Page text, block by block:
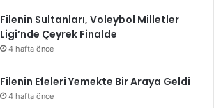
Filenin Sultanları, Voleybol Milletler
Ligi’nde Çeyrek Finalde
4 hafta önce
Filenin Efeleri Yemekte Bir Araya Geldi
4 hafta önce